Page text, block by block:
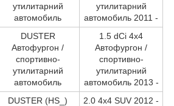
утилитарний
автомобиль
утилитарний
автомобиль 2011 -
DUSTER
Автофургон /
спортивно-
утилитарний
автомобиль
1.5 dCi 4x4
Автофургон /
спортивно-
утилитарний
автомобиль 2013 -
DUSTER (HS_)
2.0 4x4 SUV 2012 -